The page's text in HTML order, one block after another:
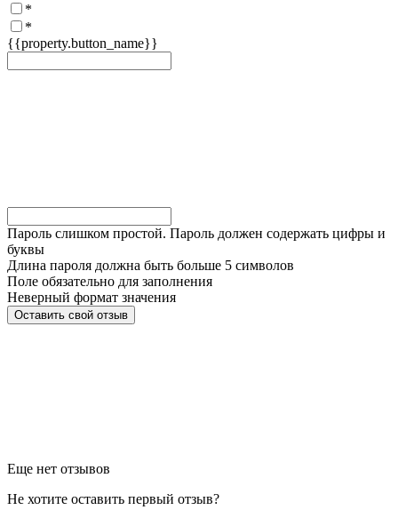
*
*
{{property.button_name}}
Пароль слишком простой. Пароль должен содержать цифры и
буквы
Длина пароля должна быть больше 5 символов
Поле обязательно для заполнения
Неверный формат значения
Еще нет отзывов
Не хотите оставить первый отзыв?